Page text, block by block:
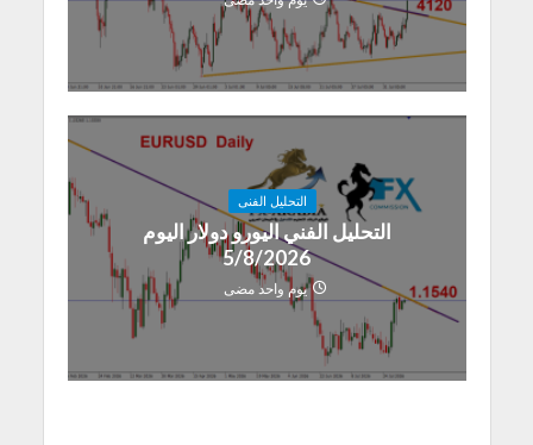
التحليل الفنى
التحليل الفني اليورو دولار اليوم
5/8/2026
يوم واحد مضى